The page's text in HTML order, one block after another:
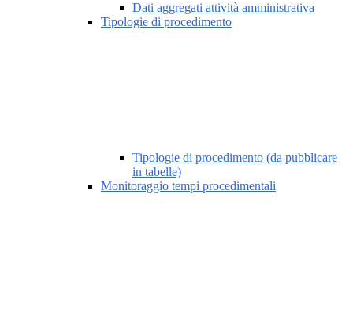
Dati aggregati attività amministrativa
Tipologie di procedimento
Tipologie di procedimento (da pubblicare
in tabelle)
Monitoraggio tempi procedimentali